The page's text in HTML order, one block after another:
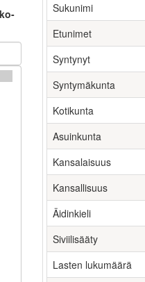
Sukunimi
Etunimet
Syntynyt
Syntymäkunta
Kotikunta
Asuinkunta
Kansalaisuus
Kansallisuus
Äidinkieli
Siviilisääty
Lasten lukumäärä